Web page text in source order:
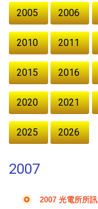
2005
2006
2010 2011
2015 2016
2020 2021
2025 2026
2007
2007 光電所所訊